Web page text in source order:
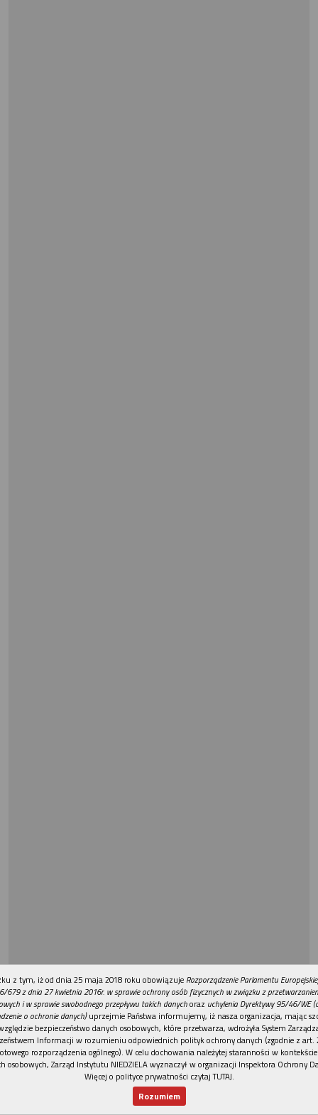
REKLAMA
z tym, iż od dnia 25 maja 2018 roku obowiązuje Rozporządzenie Parlamentu
679 z dnia 27 kwietnia 2016r. w sprawie ochrony osób fizycznych w związku z
i w sprawie swobodnego przepływu takich danychoraz uchylenia Dyrektywy 95/46/WE
o ochronie danych)uprzejmie Państwa informujemy, iż nasza organizacja, mając
bezpieczeństwo danych osobowych, które przetwarza, wdrożyła System
Informacji w rozumieniu odpowiednich polityk ochrony danych (zgodnie z art.
rozporządzenia ogólnego). W celu dochowania należytej staranności w
osobowych, Zarząd Instytutu NIEDZIELA wyznaczył w organizacji Inspektora Ochrony
Więcej o polityce prywatności czytaj TUTAJ.
Rozumiem